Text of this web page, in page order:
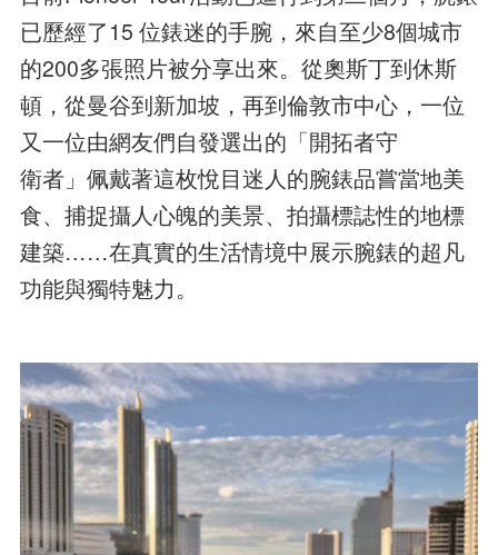
已歷經了15 位錶迷的手腕，來自至少8個城市
的200多張照片被分享出來。從奧斯丁到休斯
頓，從曼谷到新加坡，再到倫敦市中心，一位
又一位由網友們自發選出的「開拓者守
衛者」佩戴著這枚悅目迷人的腕錶品嘗當地美
食、捕捉攝人心魄的美景、拍攝標誌性的地標
建築……在真實的生活情境中展示腕錶的超凡
功能與獨特魅力。